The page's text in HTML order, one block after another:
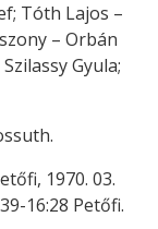
Tóth Lajos –
– Orbán
Gyula;
1970. 03.
16:28 Petőfi.